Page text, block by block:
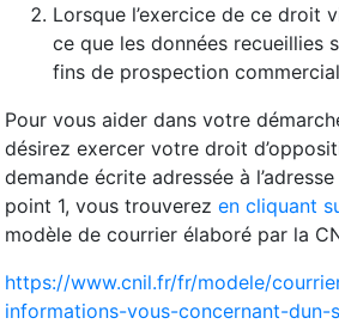
Lorsque l’exercice de ce droit
ce que les données recueillies
fins de prospection
Pour vous aider dans votre
désirez exercer votre droit
demande écrite adressée à
point 1, vous trouverez en cliquant
modèle de courrier élaboré par la
https://www.cnil.fr/fr/modele/
informations-vous-concernant-dun-